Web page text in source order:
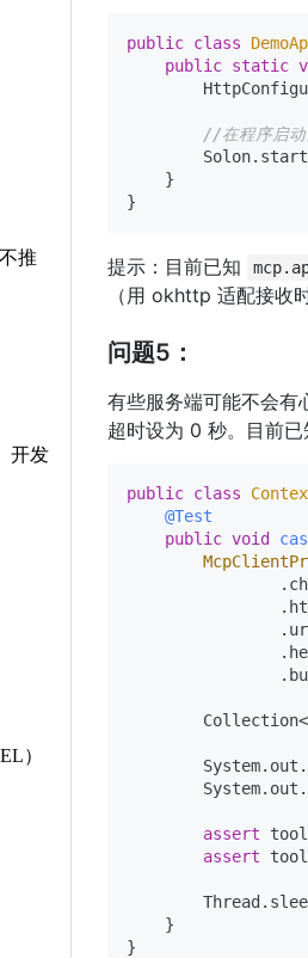
推
开发
）
public class
public static
//在程序启
    }
提示：目前已知
（用 okhttp 适配接收
问题5：
有些服务端可能不会有
超时设为 0 秒。目前
public class
@Test
public void
assert
assert
    }
}